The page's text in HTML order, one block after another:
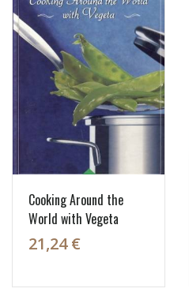
Cooking Around the
World with Vegeta
21,24 €